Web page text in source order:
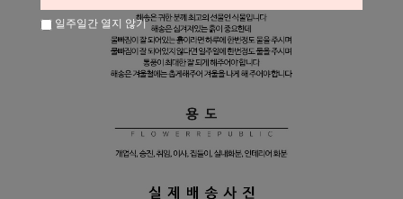
일주일간 열지 않기